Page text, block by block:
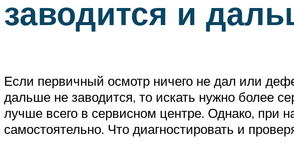
заводится и
Если первичный осмотр ничего не дал или
дальше не заводится, то искать нужно более
лучше всего в сервисном центре. Однако, при
самостоятельно. Что диагностировать и